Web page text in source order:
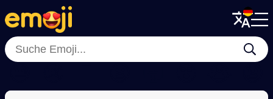
Menu
Close
Menu
Close